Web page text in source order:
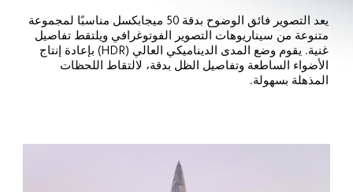
يعد التصوير فائق الوضوح بدقة 50 ميجابكسل مناسبًا لمجموعة
متنوعة من سيناريوهات التصوير الفوتوغرافي ويلتقط تفاصيل
غنية. يقوم وضع المدى الديناميكي العالي (HDR) بإعادة إنتاج
الأضواء الساطعة وتفاصيل الظل بدقة، لالتقاط اللحظات
المذهلة بسهولة.